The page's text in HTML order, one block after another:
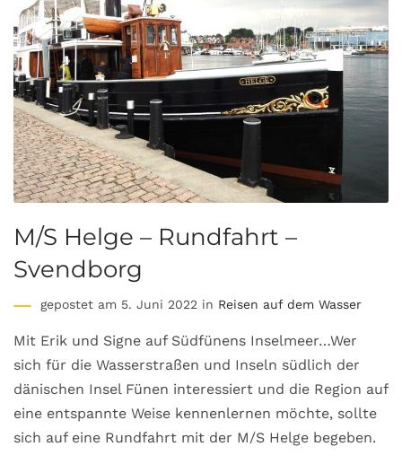
M/S Helge – Rundfahrt –
Svendborg
gepostet am 5. Juni 2022 in Reisen auf dem Wasser
Mit Erik und Signe auf Südfünens Inselmeer…Wer
sich für die Wasserstraßen und Inseln südlich der
dänischen Insel Fünen interessiert und die Region auf
eine entspannte Weise kennenlernen möchte, sollte
sich auf eine Rundfahrt mit der M/S Helge begeben.